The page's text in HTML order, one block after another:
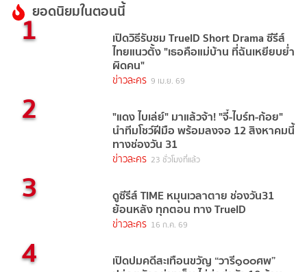
ยอดนิยมในตอนนี้
1 เปิดวิธีรับชม TrueID Short Drama ซีรีส์
ไทยแนวตั้ง "เธอคือแม่บ้าน ที่ฉันเหยียบย่ำ
ผิดคน"
ข่าวละคร 9 เม.ย. 69
2 "แดง ไบเล่ย์" มาแล้วจ้า! "จี๋-ไบร์ท-ก้อย"
นำทีมโชว์ฝีมือ พร้อมลงจอ 12 สิงหาคมนี้
ทางช่องวัน 31
ข่าวละคร 23 ชั่วโมงที่แล้ว
3 ดูซีรีส์ TIME หมุนเวลาตาย ช่องวัน31
ย้อนหลัง ทุกตอน ทาง TrueID
ข่าวละคร 16 ก.ค. 69
4 เปิดปมคดีสะเทือนขวัญ “วารี๑๐๐ศพ”